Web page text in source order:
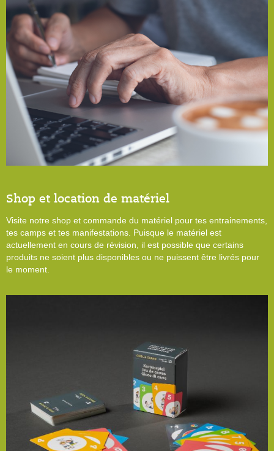
Shop et location de matériel
Visite notre shop et commande du matériel pour tes entrainements,
tes camps et tes manifestations. Puisque le matériel est
actuellement en cours de révision, il est possible que certains
produits ne soient plus disponibles ou ne puissent être livrés pour
le moment.